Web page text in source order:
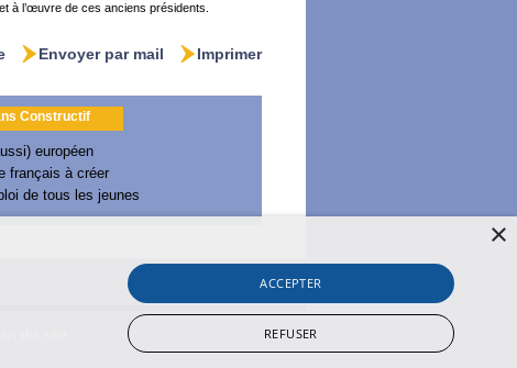
à l’œuvre de ces anciens présidents.
Imprimer
Envoyer par mail
Constructif
européen
français à créer
de tous les jeunes
ACCEPTER
REFUSER
×